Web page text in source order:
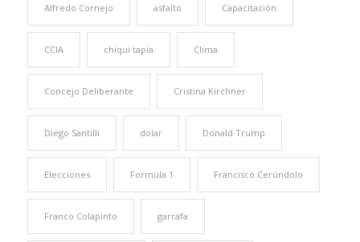
Alfredo Cornejo asfalto Capacitación
CCIA chiqui tapia Clima
Concejo Deliberante Cristina Kirchner
Diego Santilli dolar Donald Trump
Elecciones Formula 1 Francisco Cerúndolo
Franco Colapinto garrafa